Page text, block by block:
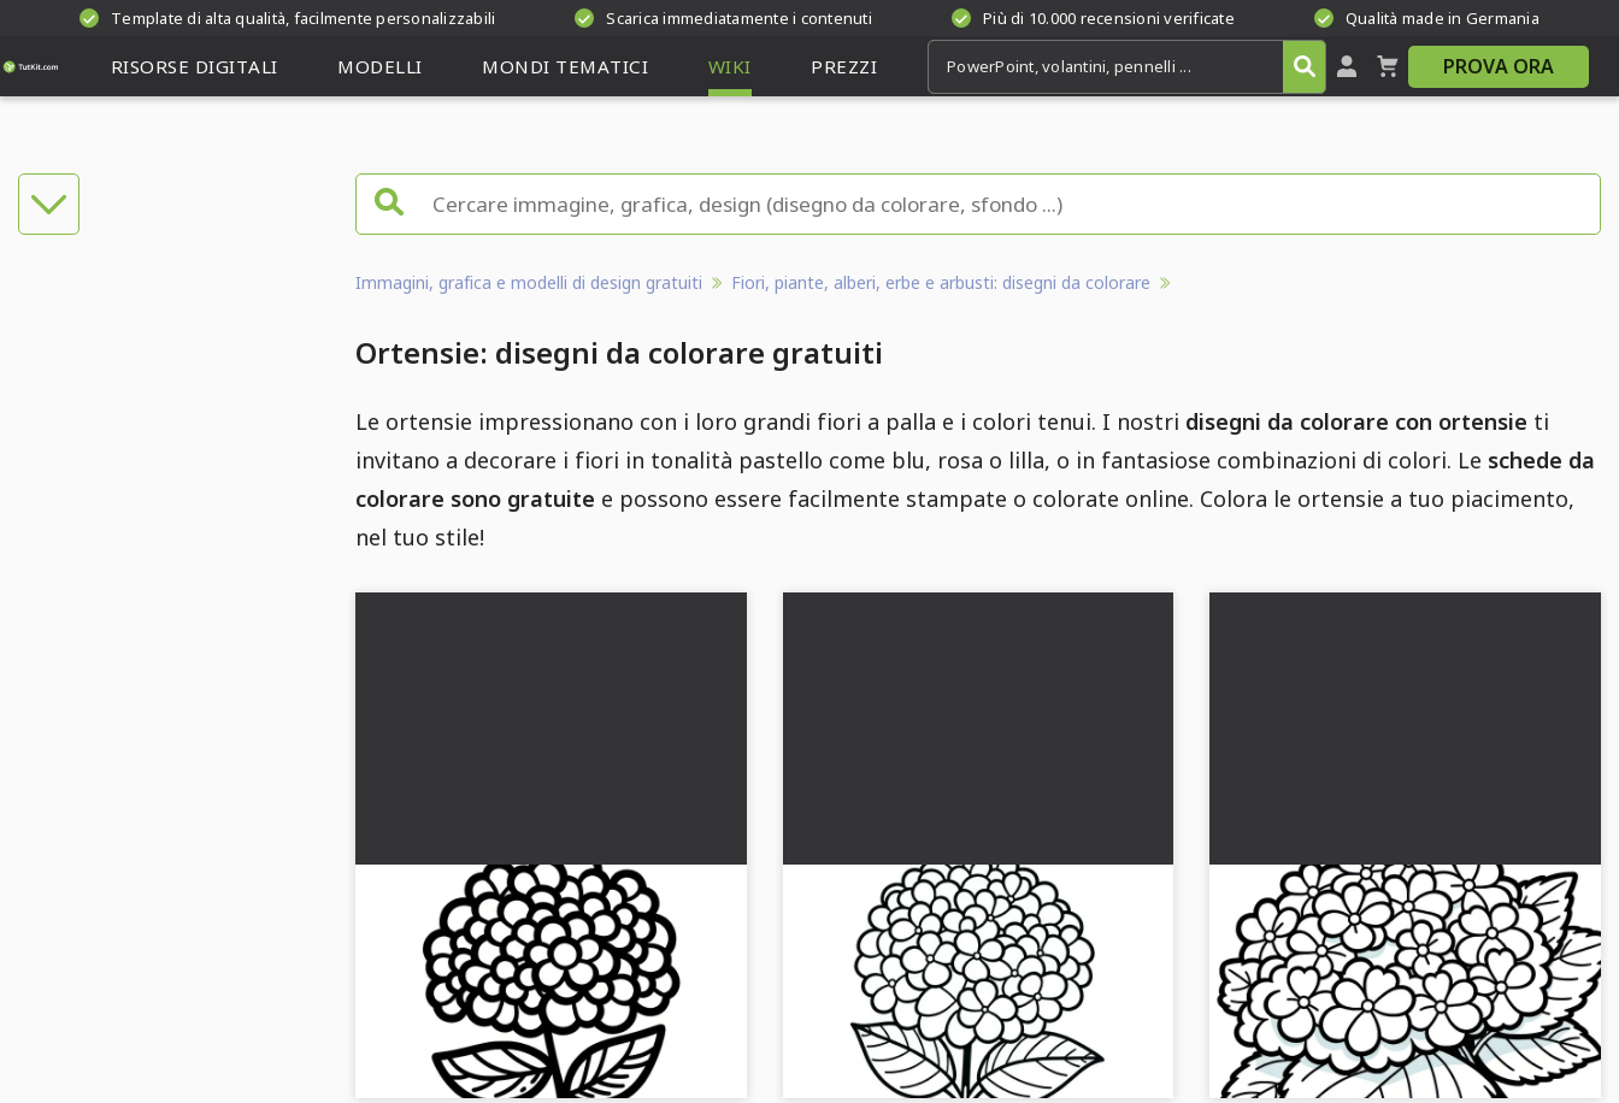
Template di alta qualità, facilmente personalizzabili Scarica immediatamente i contenuti Più di 10.000 recensioni verificate Qualità made in Germania
RISORSE DIGITALI MODELLI MONDI TEMATICI WIKI PREZZI PROVA ORA
Immagini, grafica e modelli di design gratuiti Fiori, piante, alberi, erbe e arbusti: disegni da colorare
Ortensie: disegni da colorare gratuiti
Le ortensie impressionano con i loro grandi fiori a palla e i colori tenui. I nostri disegni da colorare con ortensie ti
invitano a decorare i fiori in tonalità pastello come blu, rosa o lilla, o in fantasiose combinazioni di colori. Le schede da
colorare sono gratuite e possono essere facilmente stampate o colorate online. Colora le ortensie a tuo piacimento,
nel tuo stile!
Fiore di ortensia: Semplice disegno
da colorare (Gratuito)
Scopri il disegno gratuito dei fiori d'ortensia.
Perfetto da stampare o colorare online. Scarica
Fiore di ortensia: Disegno da
colorare semplice (Gratuito)
Scarica gratuitamente un'immagine da colorare
creativa del fiore di ortensia. Promuovi la
fantasia dei bambini. Ideale per stampare o
colorare online. S...
Fiori di ortensia: immagine da
colorare (gratuita)
Disegno da colorare di alta qualità di fiori di
ortensia in formato JPG. Scarica gratuitamente
e lasciati ispirare. Nessun accesso richiesto.
Inizia sub...